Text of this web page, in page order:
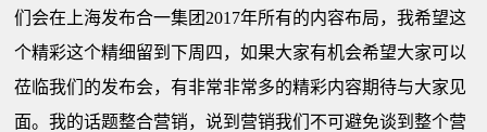
们会在上海发布合一集团2017年所有的内容布局，我希望这
个精彩这个精细留到下周四，如果大家有机会希望大家可以
莅临我们的发布会，有非常非常多的精彩内容期待与大家见
面。我的话题整合营销，说到营销我们不可避免谈到整个营